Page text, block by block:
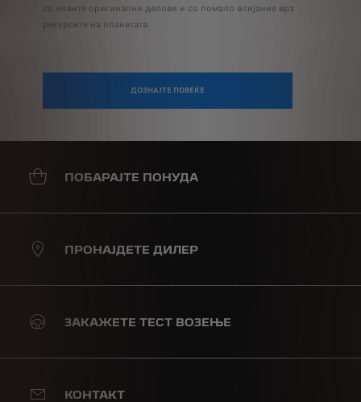
со новите оригинални делови и со помало влијание врз
ресурсите на планетата.
ДОЗНАЈТЕ ПОВЕЌЕ
ПОБАРАЈТЕ ПОНУДА
ПРОНАЈДЕТЕ ДИЛЕР
ЗАКАЖЕТЕ ТЕСТ ВОЗЕЊЕ
КОНТАКТ